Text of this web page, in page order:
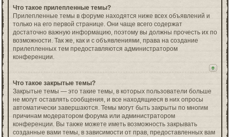
Что такое прилепленные темы?
Прилепленные темы в форуме находятся ниже всех объявлений и
только на его первой странице. Они чаще всего содержат
достаточно важную информацию, поэтому вы должны прочесть их по
возможности. Так же, как и с объявлениями, права на создание
прилепленных тем предоставляются администратором
конференции.
Что такое закрытые темы?
Закрытые темы — это такие темы, в которых пользователи больше
не могут оставлять сообщения, и все находящиеся в них опросы
автоматически завершаются. Темы могут быть закрыты по многим
причинам модератором форума или администратором
конференции. Вы также можете иметь возможность закрывать
созданные вами темы, в зависимости от прав, предоставленных вам